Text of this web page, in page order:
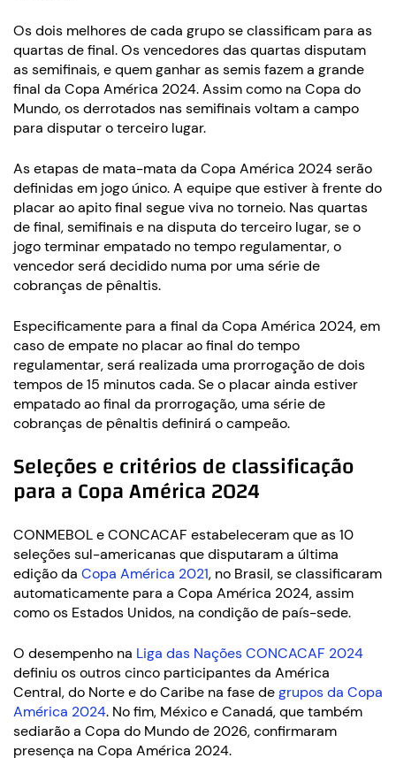
Os dois melhores de cada grupo se classificam para as
quartas de final. Os vencedores das quartas disputam
as semifinais, e quem ganhar as semis fazem a grande
final da Copa América 2024. Assim como na Copa do
Mundo, os derrotados nas semifinais voltam a campo
para disputar o terceiro lugar.
As etapas de mata-mata da Copa América 2024 serão
definidas em jogo único. A equipe que estiver à frente do
placar ao apito final segue viva no torneio. Nas quartas
de final, semifinais e na disputa do terceiro lugar, se o
jogo terminar empatado no tempo regulamentar, o
vencedor será decidido numa por uma série de
cobranças de pênaltis.
Especificamente para a final da Copa América 2024, em
caso de empate no placar ao final do tempo
regulamentar, será realizada uma prorrogação de dois
tempos de 15 minutos cada. Se o placar ainda estiver
empatado ao final da prorrogação, uma série de
cobranças de pênaltis definirá o campeão.
Seleções e critérios de classificação
para a Copa América 2024
CONMEBOL e CONCACAF estabeleceram que as 10
seleções sul-americanas que disputaram a última
edição da Copa América 2021, no Brasil, se classificaram
automaticamente para a Copa América 2024, assim
como os Estados Unidos, na condição de país-sede.
O desempenho na Liga das Nações CONCACAF 2024
definiu os outros cinco participantes da América
Central, do Norte e do Caribe na fase degrupos da Copa
América 2024. No fim, México e Canadá, que também
sediarão a Copa do Mundo de 2026, confirmaram
presença na Copa América 2024.